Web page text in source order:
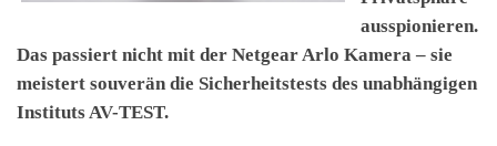
ausspionieren.
Das passiert nicht mit der Netgear Arlo Kamera – sie
meistert souverän die Sicherheitstests des unabhängigen
Instituts AV-TEST.